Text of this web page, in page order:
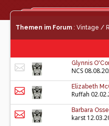
Themen im Forum : Vintage /
Glynnis
NCS
Elizabeth
Ruffah
Barbara
karst